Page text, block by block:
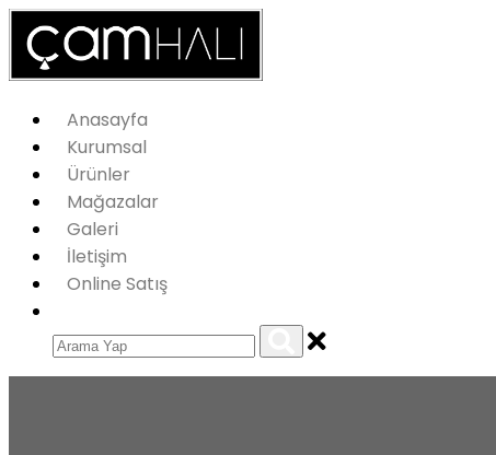
Anasayfa
Kurumsal
Ürünler
Mağazalar
Galeri
İletişim
Online Satış